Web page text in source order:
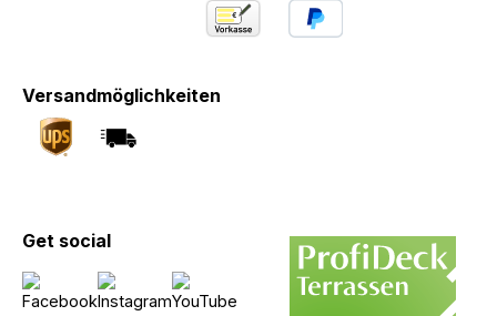
Versandmöglichkeiten
Get social